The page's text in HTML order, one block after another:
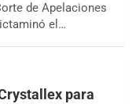
de Apelaciones
el…
para